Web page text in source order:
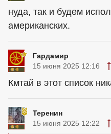
нуда, так и будем
американских.
Гардамир
15 июня 2025 12:16
Кмтай в этот список
Теренин
15 июня 2025 12:22